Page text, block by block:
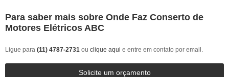
Para saber mais sobre Onde Faz Conserto de
Motores Elétricos ABC
Ligue para (11) 4787-2731 ou clique aqui e entre em contato por email.
Solicite um orçamento